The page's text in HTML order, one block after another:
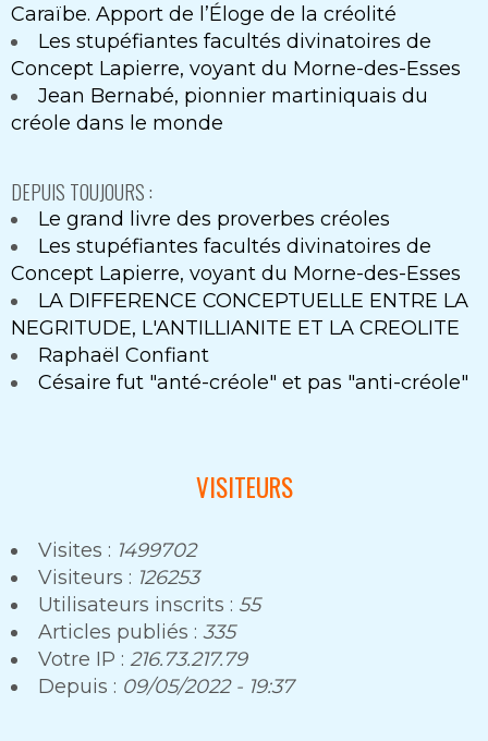
Caraïbe. Apport de l’Éloge de la créolité
Les stupéfiantes facultés divinatoires de
Concept Lapierre, voyant du Morne-des-Esses
Jean Bernabé, pionnier martiniquais du
créole dans le monde
DEPUIS TOUJOURS :
Le grand livre des proverbes créoles
Les stupéfiantes facultés divinatoires de
Concept Lapierre, voyant du Morne-des-Esses
LA DIFFERENCE CONCEPTUELLE ENTRE LA
NEGRITUDE, L'ANTILLIANITE ET LA CREOLITE
Raphaël Confiant
Césaire fut "anté-créole" et pas "anti-créole"
VISITEURS
Visites : 1499702
Visiteurs : 126253
Utilisateurs inscrits : 55
Articles publiés : 335
Votre IP : 216.73.217.79
Depuis : 09/05/2022 - 19:37